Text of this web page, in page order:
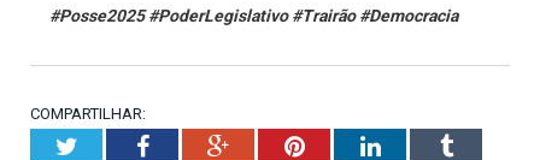
#Posse2025 #PoderLegislativo #Trairão #Democracia
COMPARTILHAR:
TwitterFacebookGoogle+PinterestLinkedInTumblr